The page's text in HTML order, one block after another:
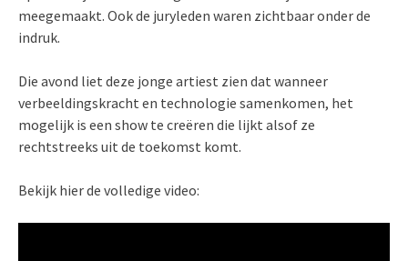
meegemaakt. Ook de juryleden waren zichtbaar onder de
indruk.
Die avond liet deze jonge artiest zien dat wanneer
verbeeldingskracht en technologie samenkomen, het
mogelijk is een show te creëren die lijkt alsof ze
rechtstreeks uit de toekomst komt.
Bekijk hier de volledige video: